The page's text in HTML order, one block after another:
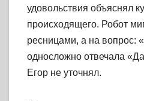
удовольствия объяснял
происходящего. Робот
ресницами, а на вопрос:
односложно отвечала
Егор не уточнял.